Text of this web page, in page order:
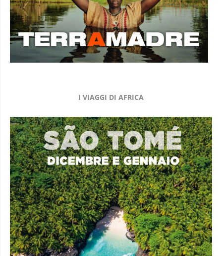
I VIAGGI DI AFRICA